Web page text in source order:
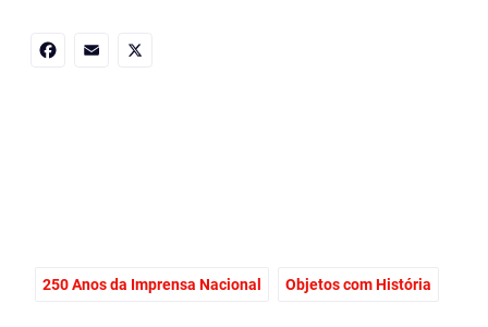
250 Anos da Imprensa Nacional Objetos com História